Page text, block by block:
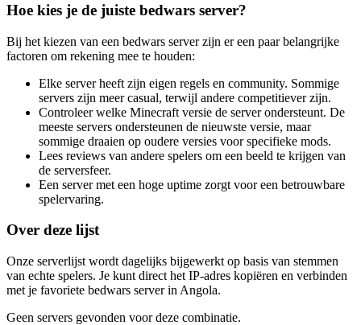
Hoe kies je de juiste bedwars server?
Bij het kiezen van een bedwars server zijn er een paar belangrijke
factoren om rekening mee te houden:
Elke server heeft zijn eigen regels en community. Sommige
servers zijn meer casual, terwijl andere competitiever zijn.
Controleer welke Minecraft versie de server ondersteunt. De
meeste servers ondersteunen de nieuwste versie, maar
sommige draaien op oudere versies voor specifieke mods.
Lees reviews van andere spelers om een beeld te krijgen van
de serversfeer.
Een server met een hoge uptime zorgt voor een betrouwbare
spelervaring.
Over deze lijst
Onze serverlijst wordt dagelijks bijgewerkt op basis van stemmen
van echte spelers. Je kunt direct het IP-adres kopiëren en verbinden
met je favoriete bedwars server in Angola.
Geen servers gevonden voor deze combinatie.